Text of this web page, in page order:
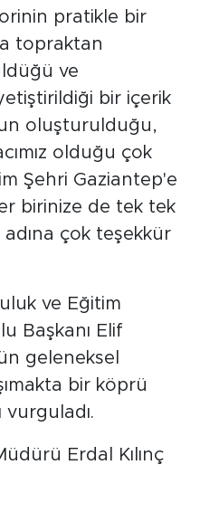
pratikle bir
topraktan
ve
bir içerik
oluşturulduğu,
olduğu çok
Şehri Gaziantep'e
birinize de tek tek
çok teşekkür
ve Eğitim
Başkanı Elif
geleneksel
bir köprü
vurguladı.
Erdal Kılınç